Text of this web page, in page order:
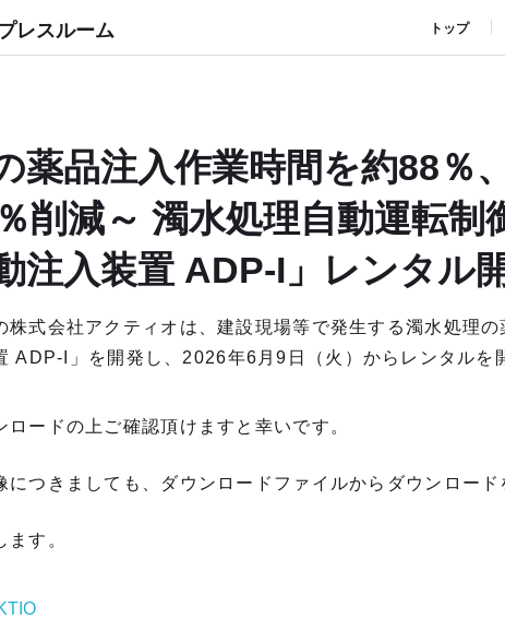
レスルーム トップ
薬品注入作業時間を約88％
削減～ 濁水処理自動運転制
注入装置 ADP-I」レンタル
株式会社アクティオは、建設現場等で発生する濁水処理
ADP-I」を開発し、2026年6月9日（火）からレンタルを
ードの上ご確認頂けますと幸いです。
につきましても、ダウンロードファイルからダウンロー
す。